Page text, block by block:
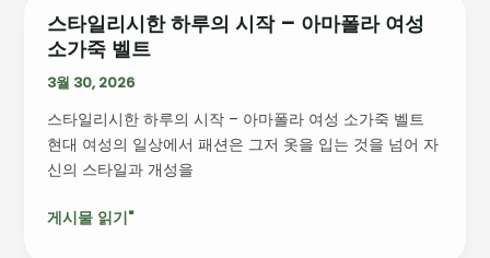
가
가
올
새
로
운
회
스타일리시한 하루의 시작 – 아마폴라 여성
소가죽 벨트
3월 30, 2026
스타일리시한 하루의 시작 – 아마폴라 여성 소가죽 벨트
현대 여성의 일상에서 패션은 그저 옷을 입는 것을 넘어 자
신의 스타일과 개성을
스
타
일
리
시
한
하
의
게시물 읽기"